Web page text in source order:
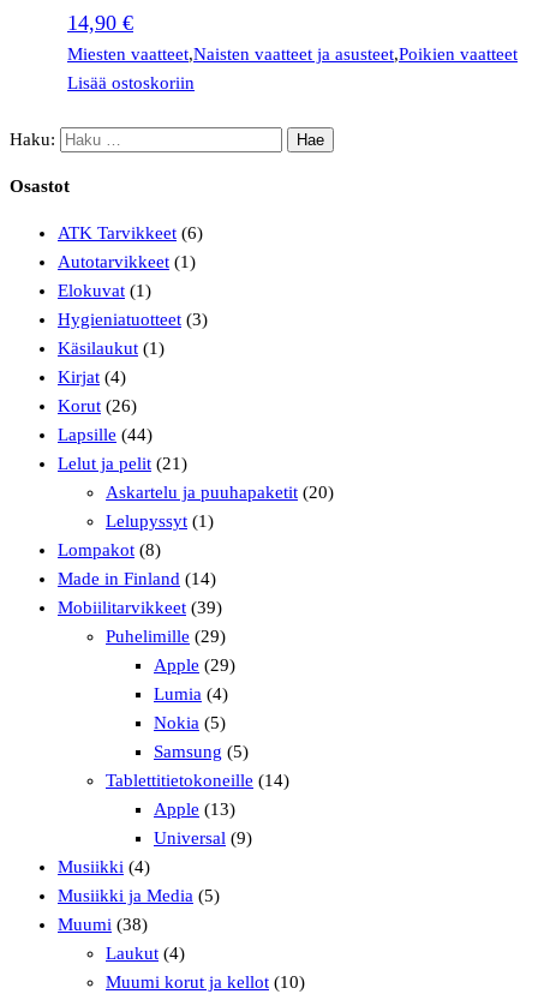
14,90 €
Miesten vaatteet,Naisten vaatteet ja asusteet,Poikien vaatteet
Lisää ostoskoriin
Haku:
Osastot
ATK Tarvikkeet (6)
Autotarvikkeet (1)
Elokuvat (1)
Hygieniatuotteet (3)
Käsilaukut (1)
Kirjat (4)
Korut (26)
Lapsille (44)
Lelut ja pelit (21)
Askartelu ja puuhapaketit (20)
Lelupyssyt (1)
Lompakot (8)
Made in Finland (14)
Mobiilitarvikkeet (39)
Puhelimille (29)
Apple (29)
Lumia (4)
Nokia (5)
Samsung (5)
Tablettitietokoneille (14)
Apple (13)
Universal (9)
Musiikki (4)
Musiikki ja Media (5)
Muumi (38)
Laukut (4)
Muumi korut ja kellot (10)